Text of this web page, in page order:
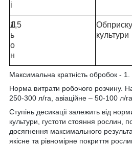
і
Л
ь
о
н
1,5
культури
Максимальна кратність обробок - 1.
Норма витрати робочого розчину.
250-300 л/га, авіаційне – 50-100 л/
Ступінь десикації залежить від
культури, густоти стояння рослин,
досягнення максимального
якісне та рівномірне покриття